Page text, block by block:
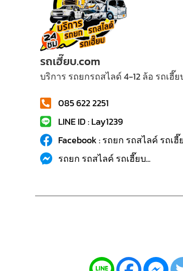
รถเฮี๊ยบ.com
บริการ รถยกรถสไลด์ 4-12 ล้อ รถเฮี๊
085 622 2251
LINE ID : Lay1239
Facebook : รถยก รถสไลค์ รถเฮี๊
รถยก รถสไลค์ รถเฮี๊ยบ...